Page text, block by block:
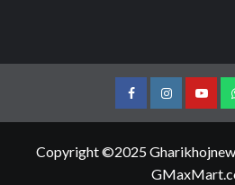
FacebookInstagram
Copyright ©2025